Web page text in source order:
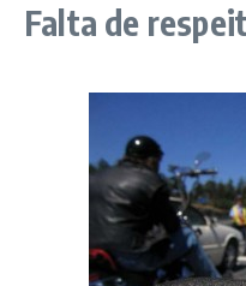
Falta de